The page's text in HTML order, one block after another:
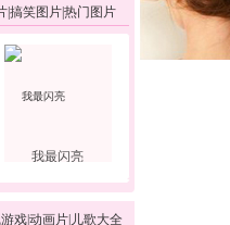
搞笑图片热门图片
我最闪亮
戏动画片 儿歌大全